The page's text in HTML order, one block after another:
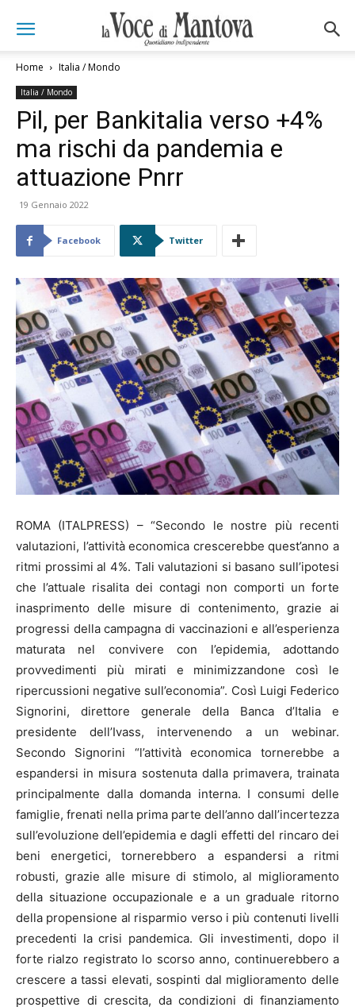
Home Italia / Mondo
Italia / Mondo
Pil, per Bankitalia verso +4%
ma rischi da pandemia e
attuazione Pnrr
19 Gennaio 2022
Facebook Twitter
ROMA (ITALPRESS) – “Secondo le nostre più recenti
valutazioni, l’attività economica crescerebbe quest’anno a
ritmi prossimi al 4%. Tali valutazioni si basano sull’ipotesi
che l’attuale risalita dei contagi non comporti un forte
inasprimento delle misure di contenimento, grazie ai
progressi della campagna di vaccinazioni e all’esperienza
maturata nel convivere con l’epidemia, adottando
provvedimenti più mirati e minimizzandone così le
ripercussioni negative sull’economia”. Così Luigi Federico
Signorini, direttore generale della Banca d’Italia e
presidente dell’Ivass, intervenendo a un webinar.
Secondo Signorini “l’attività economica tornerebbe a
espandersi in misura sostenuta dalla primavera, trainata
principalmente dalla domanda interna. I consumi delle
famiglie, frenati nella prima parte dell’anno dall’incertezza
sull’evoluzione dell’epidemia e dagli effetti del rincaro dei
beni energetici, tornerebbero a espandersi a ritmi
robusti, grazie alle misure di stimolo, al miglioramento
della situazione occupazionale e a un graduale ritorno
della propensione al risparmio verso i più contenuti livelli
precedenti la crisi pandemica. Gli investimenti, dopo il
forte rialzo registrato lo scorso anno, continuerebbero a
crescere a tassi elevati, sospinti dal miglioramento delle
prospettive di crescita, da condizioni di finanziamento